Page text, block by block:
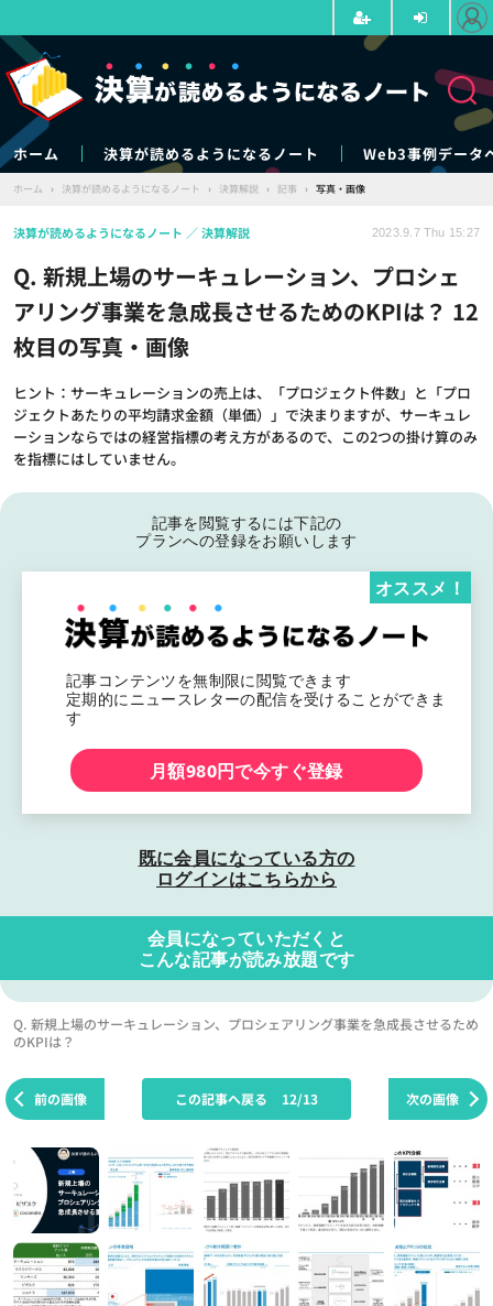
ホーム 決算が読めるようになるノート Web3事例データ
ホーム › 決算が読めるようになるノート › 決算解説 › 記事 › 写真・画像
Q. 新規上場のサーキュレーション、プロシェ
アリング事業を急成長させるためのKPIは？ 12
枚目の写真・画像
ヒント：サーキュレーションの売上は、「プロジェクト件数」と「プロ
ジェクトあたりの平均請求金額（単価）」で決まりますが、サーキュレ
ーションならではの経営指標の考え方があるので、この2つの掛け算のみ
を指標にはしていません。
決算が読めるようになるノート 決算解説 2023.9.7 Thu 15:27
記事を閲覧するには下記の
プランへの登録をお願いします
記事コンテンツを無制限に閲覧できます
定期的にニュースレターの配信を受けることができま
す
オススメ！
月額980円で今すぐ登録
既に会員になっている方の
ログインはこちらから
会員になっていただくと
こんな記事が読み放題です
Q. 新規上場のサーキュレーション、プロシェアリング事業を急成長させるため
のKPIは？
前の画像 次の画像
この記事へ戻る 12/13